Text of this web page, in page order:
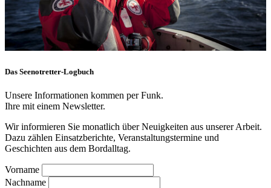
Das Seenotretter-Logbuch
Unsere Informationen kommen per Funk.
Ihre mit einem Newsletter.
Wir informieren Sie monatlich über Neuigkeiten aus unserer Arbeit.
Dazu zählen Einsatzberichte, Veranstaltungstermine und
Geschichten aus dem Bordalltag.
Vorname
Nachname